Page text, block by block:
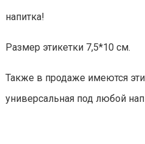
напитка!
Размер этикетки 7,5*10 см.
Также в продаже имеются
универсальная под любой